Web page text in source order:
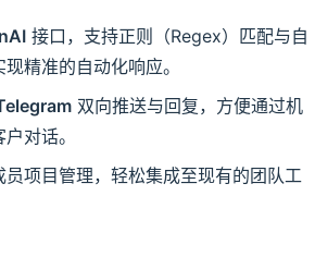
接口，支持正则（Regex）匹配与自
精准的自动化响应。
双向推送与回复，方便通过机
对话。
员项目管理，轻松集成至现有的团队工